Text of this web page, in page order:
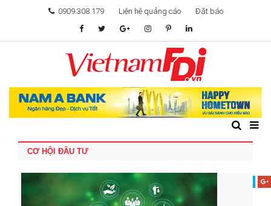
0909.308.179 Liên hệ quảng cáo Đặt báo
TÂM ĐIỂM ĐẦU TƯ
TÀI CHÍNH
GIẢI TRÍ & CÔNG NGHỆ
CƠ HỘI ĐẦU TƯ